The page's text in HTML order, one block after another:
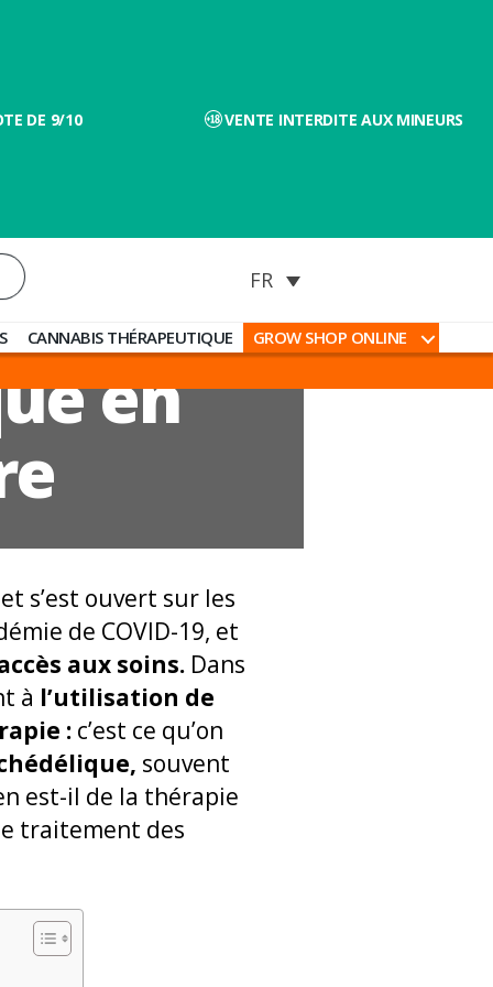
DE 9/10 VENTE INTERDITE AUX MINEURS
CANNABIS THÉRAPEUTIQUE GROW SHOP ONLINE
en
s’est ouvert sur les
de COVID-19, et
aux soins. Dans
à l’utilisation de
: c’est ce qu’on
souvent
est-il de la thérapie
traitement des